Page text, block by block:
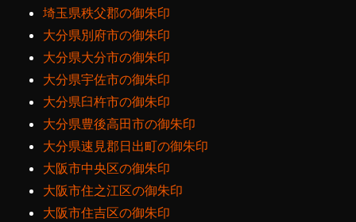
埼玉県秩父郡の御朱印
大分県別府市の御朱印
大分県大分市の御朱印
大分県宇佐市の御朱印
大分県臼杵市の御朱印
大分県豊後高田市の御朱印
大分県速見郡日出町の御朱印
大阪市中央区の御朱印
大阪市住之江区の御朱印
大阪市住吉区の御朱印